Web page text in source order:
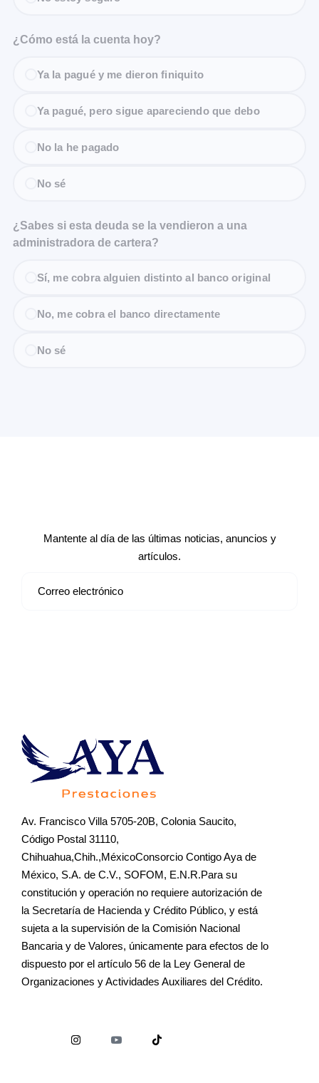
¿Cómo está la cuenta hoy?
Ya la pagué y me dieron finiquito
Ya pagué, pero sigue apareciendo que debo
No la he pagado
No sé
¿Sabes si esta deuda se la vendieron a una
administradora de cartera?
Sí, me cobra alguien distinto al banco original
No, me cobra el banco directamente
No sé
Mantente al día de las últimas noticias, anuncios y
artículos.
Av. Francisco Villa 5705-20B, Colonia Saucito,
Código Postal 31110,
Chihuahua,Chih.,MéxicoConsorcio Contigo Aya de
México, S.A. de C.V., SOFOM, E.N.R.Para su
constitución y operación no requiere autorización de
la Secretaría de Hacienda y Crédito Público, y está
sujeta a la supervisión de la Comisión Nacional
Bancaria y de Valores, únicamente para efectos de lo
dispuesto por el artículo 56 de la Ley General de
Organizaciones y Actividades Auxiliares del Crédito.